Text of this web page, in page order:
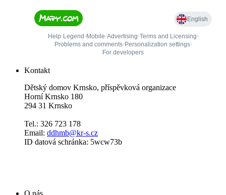
Kontakt
Dětský domov Krnsko, příspěvková organizace
Horní Krnsko 180
294 31 Krnsko
Tel.: 326 723 178
Email: ddhmb@kr-s.cz
ID datová schránka: 5wcw73b
O nás